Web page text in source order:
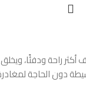
ودفئًا، ويخلق
دون الحاجة